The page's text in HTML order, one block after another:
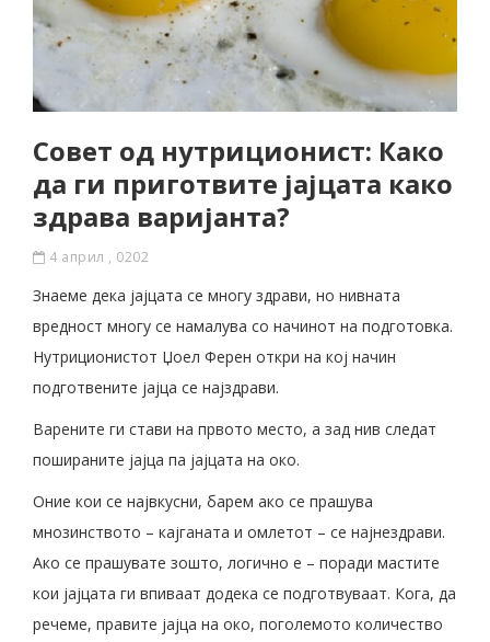
Совет од нутриционист: Како
да ги приготвите јајцата како
здрава варијанта?
4 април , 0202
Знаеме дека јајцата се многу здрави, но нивната
вредност многу се намалува со начинот на подготовка.
Нутриционистот Џоел Ферен откри на кој начин
подготвените јајца се најздрави.
Варените ги стави на првото место, а зад нив следат
пошираните јајца па јајцата на око.
Оние кои се највкусни, барем ако се прашува
мнозинството – кајганата и омлетот – се најнездрави.
Ако се прашувате зошто, логично е – поради мастите
кои јајцата ги впиваат додека се подготвуваат. Кога, да
речеме, правите јајца на око, поголемото количество